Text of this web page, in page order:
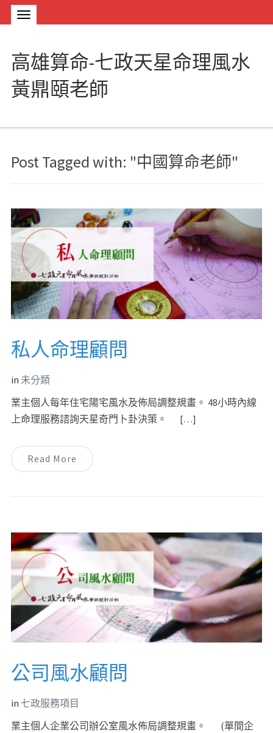
高雄算命-七政天星命理風水
黃鼎頤老師
Post Tagged with: "中國算命老師"
私人命理顧問
in 未分類
業主個人每年住宅陽宅風水及佈局調整規畫。 48小時內線
上命理服務諮詢天星奇門卜卦決策。 […]
Read More
公司風水顧問
in 七政服務項目
業主個人企業公司辦公室風水佈局調整規畫。 (單間企